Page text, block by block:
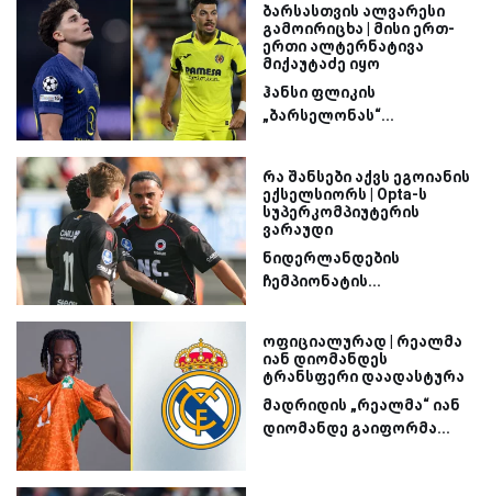
ბარსასთვის ალვარესი
გამოირიცხა | მისი ერთ-
ერთი ალტერნატივა
მიქაუტაძე იყო
ჰანსი ფლიკის
„ბარსელონას“...
რა შანსები აქვს ეგოიანის
ექსელსიორს | Opta-ს
სუპერკომპიუტერის
ვარაუდი
ნიდერლანდების
ჩემპიონატის...
ოფიციალურად | რეალმა
იან დიომანდეს
ტრანსფერი დაადასტურა
მადრიდის „რეალმა“ იან
დიომანდე გაიფორმა...